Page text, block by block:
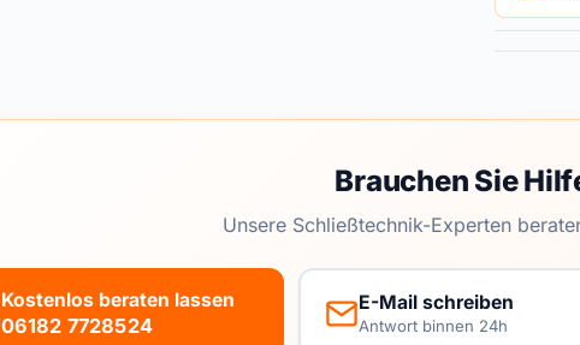
Brauchen Sie
Unsere Schließtechnik-Experten
Kostenlos beraten lassen
06182 7728524
E-Mail schreiben
Antwort binnen 24h